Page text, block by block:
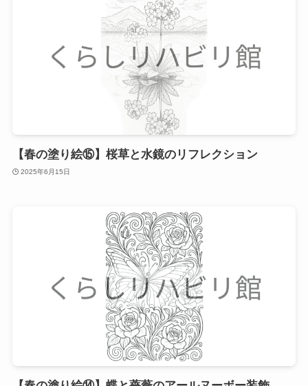
【春の塗り絵⑮】桜草と水鏡のリフレクション
2025年6月15日